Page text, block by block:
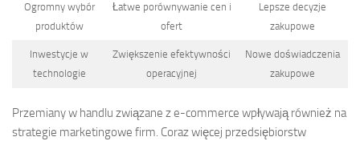
Ogromny wybór
produktów
Łatwe porównywanie cen i
ofert
Lepsze decyzje
zakupowe
Inwestycje w
technologie
Zwiększenie efektywności
operacyjnej
Nowe doświadczenia
zakupowe
Przemiany w handlu związane z e-commerce wpływają również na
strategie marketingowe firm. Coraz więcej przedsiębiorstw